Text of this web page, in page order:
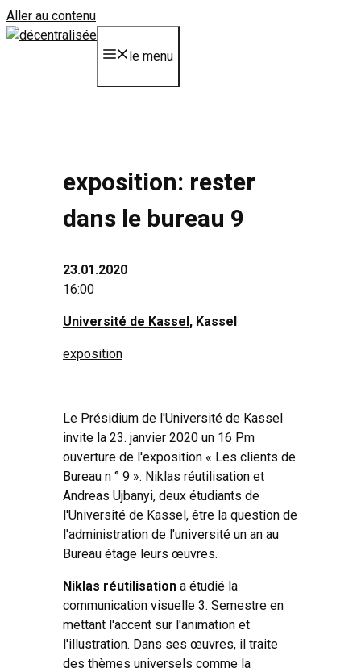
Aller au contenu
le menu
exposition: rester
dans le bureau 9
23.01.2020
16:00
Université de Kassel, Kassel
exposition
Le Présidium de l'Université de Kassel
invite la 23. janvier 2020 un 16 Pm
ouverture de l'exposition « Les clients de
Bureau n ° 9 ». Niklas réutilisation et
Andreas Ujbanyi, deux étudiants de
l'Université de Kassel, être la question de
l'administration de l'université un an au
Bureau étage leurs œuvres.
Niklas réutilisation a étudié la
communication visuelle 3. Semestre en
mettant l'accent sur l'animation et
l'illustration. Dans ses œuvres, il traite
des thèmes universels comme la